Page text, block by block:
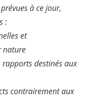
à ce jour,
:
et
nature
destinés aux
contrairement aux